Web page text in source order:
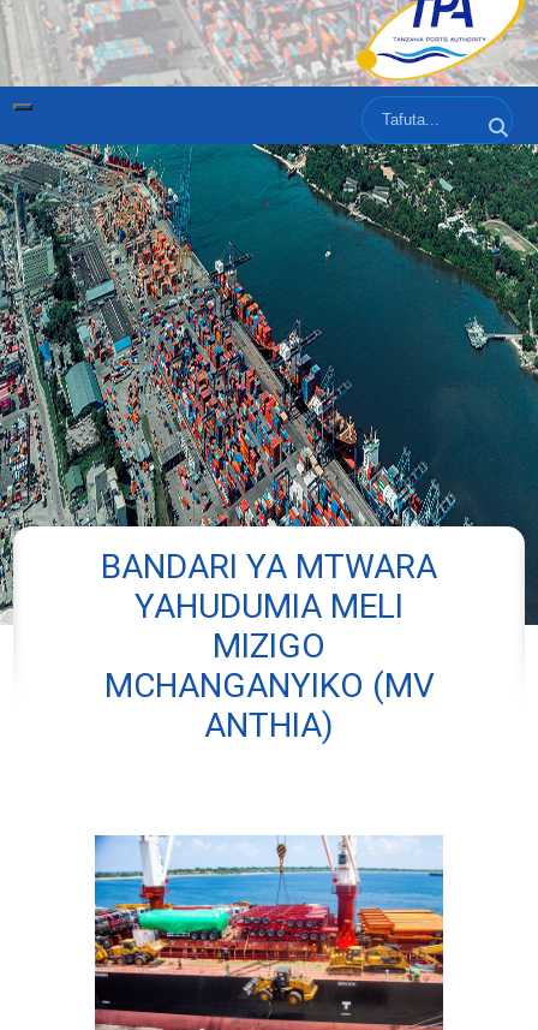
Tafuta
BANDARI YA MTWARA
YAHUDUMIA MELI
MIZIGO
MCHANGANYIKO (MV
ANTHIA)